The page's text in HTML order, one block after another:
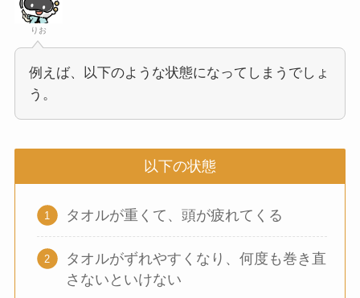
りお
例えば、以下のような状態になってしまうでしょ
う。
以下の状態
タオルが重くて、頭が疲れてくる
タオルがずれやすくなり、何度も巻き直
さないといけない